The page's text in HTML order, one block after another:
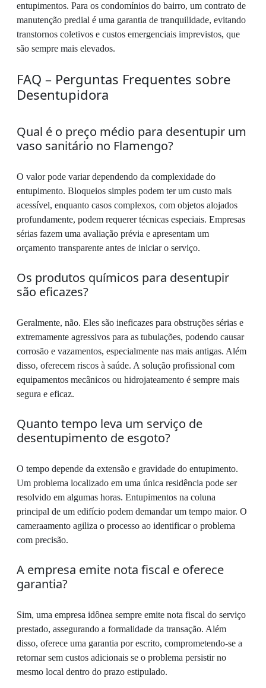
entupimentos. Para os condomínios do bairro, um contrato de
manutenção predial é uma garantia de tranquilidade, evitando
transtornos coletivos e custos emergenciais imprevistos, que
são sempre mais elevados.
FAQ – Perguntas Frequentes sobre
Desentupidora
Qual é o preço médio para desentupir um
vaso sanitário no Flamengo?
O valor pode variar dependendo da complexidade do
entupimento. Bloqueios simples podem ter um custo mais
acessível, enquanto casos complexos, com objetos alojados
profundamente, podem requerer técnicas especiais. Empresas
sérias fazem uma avaliação prévia e apresentam um
orçamento transparente antes de iniciar o serviço.
Os produtos químicos para desentupir
são eficazes?
Geralmente, não. Eles são ineficazes para obstruções sérias e
extremamente agressivos para as tubulações, podendo causar
corrosão e vazamentos, especialmente nas mais antigas. Além
disso, oferecem riscos à saúde. A solução profissional com
equipamentos mecânicos ou hidrojateamento é sempre mais
segura e eficaz.
Quanto tempo leva um serviço de
desentupimento de esgoto?
O tempo depende da extensão e gravidade do entupimento.
Um problema localizado em uma única residência pode ser
resolvido em algumas horas. Entupimentos na coluna
principal de um edifício podem demandar um tempo maior. O
cameraamento agiliza o processo ao identificar o problema
com precisão.
A empresa emite nota fiscal e oferece
garantia?
Sim, uma empresa idônea sempre emite nota fiscal do serviço
prestado, assegurando a formalidade da transação. Além
disso, oferece uma garantia por escrito, comprometendo-se a
retornar sem custos adicionais se o problema persistir no
mesmo local dentro do prazo estipulado.